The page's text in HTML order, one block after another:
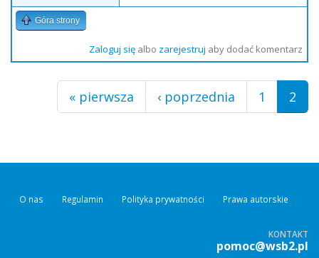
Góra strony
Zaloguj sięalbo zarejestruj aby dodać komentarz
Strony
« pierwsza ‹ poprzednia 1 2
O nas Regulamin Polityka prywatności Prawa autorskie
KONTAKT
pomoc@wsb2.pl